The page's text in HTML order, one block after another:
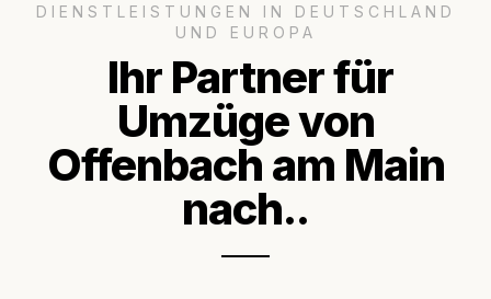
DIENSTLEISTUNGEN IN DEUTSCHLAND
UND EUROPA
Ihr Partner für
Umzüge von
Offenbach am Main
nach..